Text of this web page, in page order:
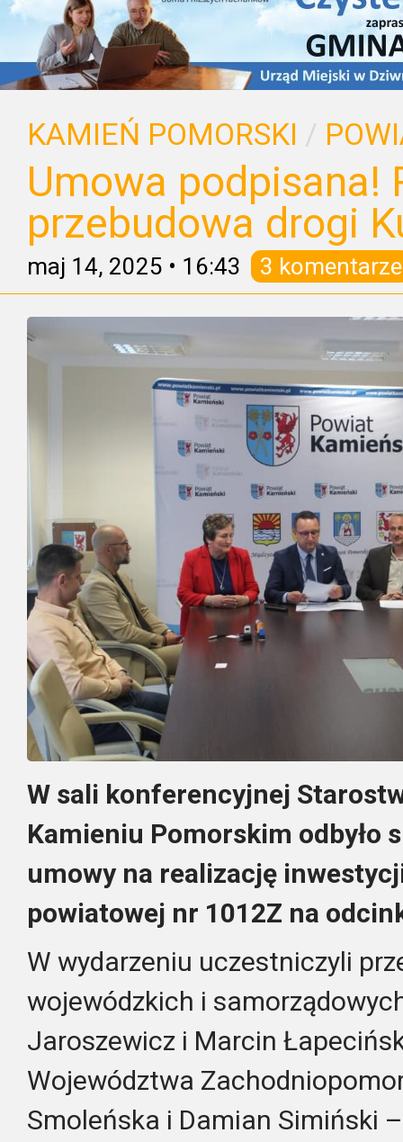
KAMIEŃ POMORSKI /
Umowa podpisana!
przebudowa drogi
maj 14, 2025 • 16:43 3 komentarze
W sali konferencyjnej
Kamieniu Pomorskim odbyło
umowy na realizację
powiatowej nr 1012Z na
W wydarzeniu uczestniczyli
wojewódzkich i
Jaroszewicz i Marcin
Województwa
Smoleńska i Damian Simiński